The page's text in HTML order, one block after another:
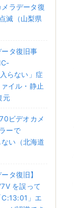
ラデータ復
滅（山梨県
ータ復旧事
らない」症
イル・静止
元
ビデオカメ
ーで
い（北海道
タ復旧】
を誤って
」エ